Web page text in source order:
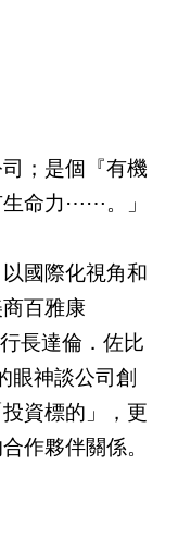
；是個『有機
生命力⋯⋯。」
國際化視角和
百雅康
長達倫．佐比
眼神談公司創
資標的」，更
作夥伴關係。